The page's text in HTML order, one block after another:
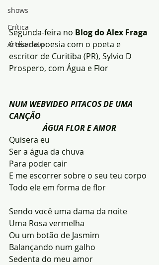
shows
Crítica
Artesanato
Segunda-feira no Blog do Alex Fraga
é dia de poesia com o poeta e
escritor de Curitiba (PR), Sylvio D
Prospero, com Água e Flor
NUM WEBVIDEO PITACOS DE UMA
CANÇÃO
                 ÁGUA FLOR E AMOR
Quisera eu
Ser a água da chuva
Para poder cair
E me escorrer sobre o seu teu corpo
Todo ele em forma de flor
Sendo você uma dama da noite
Uma Rosa vermelha
Ou um botão de Jasmim
Balançando num galho
Sedenta do meu amor